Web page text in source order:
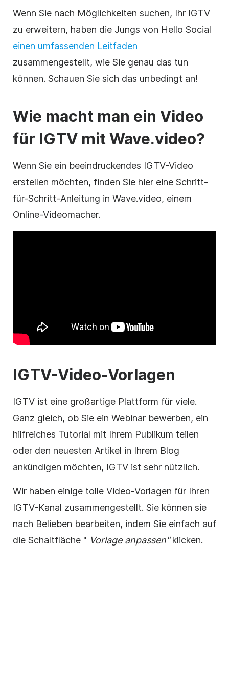
Wenn Sie nach Möglichkeiten suchen, Ihr IGTV
zu erweitern, haben die Jungs von Hello Social
einen umfassenden Leitfaden
zusammengestellt, wie Sie genau das tun
können. Schauen Sie sich das unbedingt an!
Wie macht man ein Video
für IGTV mit Wave.video?
Wenn Sie ein beeindruckendes IGTV-Video
erstellen möchten, finden Sie hier eine Schritt-
für-Schritt-Anleitung in Wave.video, einem
Online-Videomacher.
IGTV-Video-Vorlagen
IGTV ist eine großartige Plattform für viele.
Ganz gleich, ob Sie ein Webinar bewerben, ein
hilfreiches Tutorial mit Ihrem Publikum teilen
oder den neuesten Artikel in Ihrem Blog
ankündigen möchten, IGTV ist sehr nützlich.
Wir haben einige tolle Video-Vorlagen für Ihren
IGTV-Kanal zusammengestellt. Sie können sie
nach Belieben bearbeiten, indem Sie einfach auf
die Schaltfläche " Vorlageanpassen"klicken.